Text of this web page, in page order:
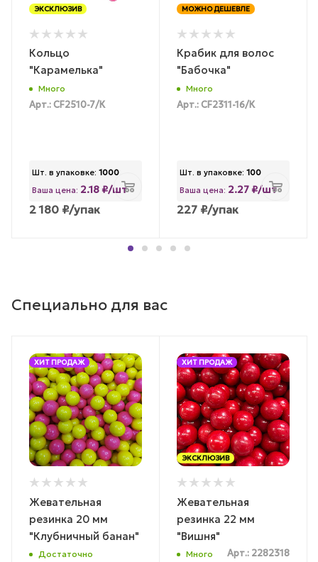
ЭКСКЛЮЗИВ
Кольцо
"Карамелька"
Много
Арт.: CF2510-7/К
Шт. в упаковке: 1000
Ваша цена: 2.18 ₽/шт
2 180 ₽/упак
МОЖНО ДЕШЕВЛЕ
Крабик для волос
"Бабочка"
Много
Арт.: CF2311-16/К
Шт. в упаковке: 100
Ваша цена: 2.27 ₽/шт
227 ₽/упак
Специально для вас
ХИТ ПРОДАЖ
Жевательная
резинка 20 мм
"Клубничный банан"
Достаточно
ХИТ ПРОДАЖ
ЭКСКЛЮЗИВ
Жевательная
резинка 22 мм
"Вишня"
Много Арт.: 2282318